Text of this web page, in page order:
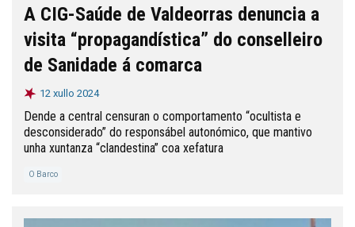
A CIG-Saúde de Valdeorras denuncia a
visita “propagandística” do conselleiro
de Sanidade á comarca
12 xullo 2024
Dende a central censuran o comportamento “ocultista e
desconsiderado” do responsábel autonómico, que mantivo
unha xuntanza “clandestina” coa xefatura
O Barco